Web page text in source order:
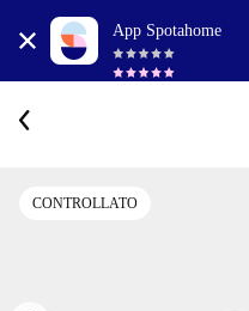
App Spotahome
CONTROLLATO